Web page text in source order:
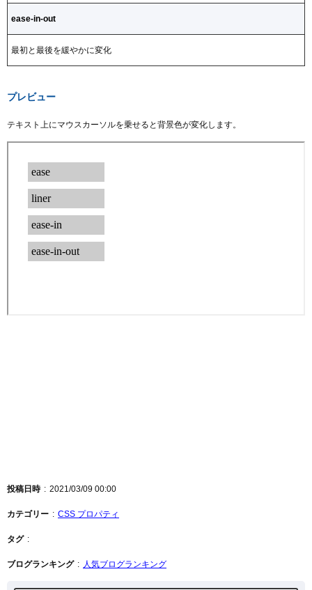
ease-in-out
最初と最後を緩やかに変化
プレビュー
テキスト上にマウスカーソルを乗せると背景色が変化します。
投稿日時 2021/03/09 00:00
カテゴリー CSS プロパティ
タグ
ブログランキング 人気ブログランキング